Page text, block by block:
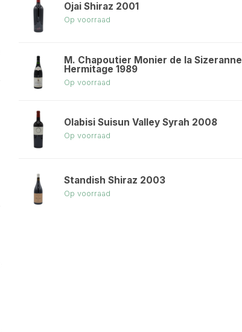
Ojai Shiraz 2001
Op voorraad
M. Chapoutier Monier de la Sizeranne
Hermitage 1989
Op voorraad
Olabisi Suisun Valley Syrah 2008
Op voorraad
Standish Shiraz 2003
Op voorraad